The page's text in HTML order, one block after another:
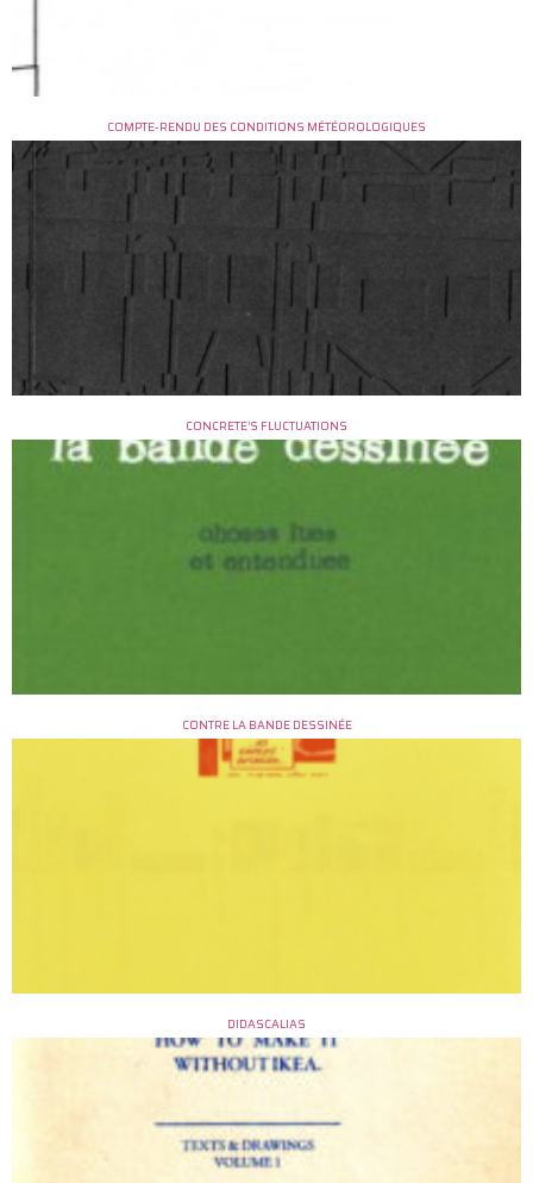
COMPTE-RENDU DES CONDITIONS MÉTÉOROLOGIQUES
CONCRETE’S FLUCTUATIONS
CONTRE LA BANDE DESSINÉE
DIDASCALIAS